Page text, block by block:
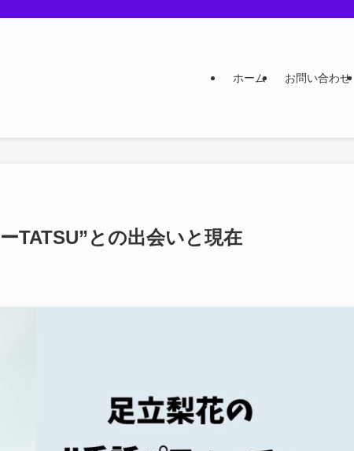
ホーム お問い合わせ
TATSU”との出会いと現在